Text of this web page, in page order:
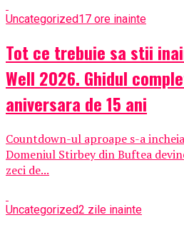
Uncategorized17 ore inainte
Tot ce trebuie sa stii
Well 2026. Ghidul
aniversara de 15 ani
Countdown-ul aproape s-a
Domeniul Stirbey din Buftea
zeci de...
Uncategorized2 zile inainte